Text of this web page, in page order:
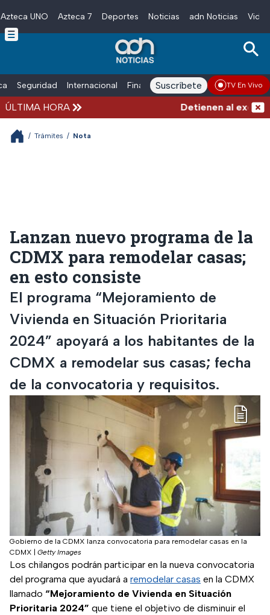
Skip to main content
Azteca UNO Azteca 7 Deportes Noticias adn Noticias
Seguridad Internacional Finanzas adn Noticias Radio
Suscríbete TV En Vivo
ÚLTIMA HORA Detienen al
/ Trámites / Nota
Lanzan nuevo programa de la
CDMX para remodelar casas;
en esto consiste
El programa “Mejoramiento de
Vivienda en Situación Prioritaria
2024” apoyará a los habitantes de la
CDMX a remodelar sus casas; fecha
de la convocatoria y requisitos.
Gobierno de la CDMX lanza convocatoria para remodelar casas en la
CDMX
Getty Images
Los chilangos podrán participar en la nueva convocatoria
del programa que ayudará a remodelar casas en la CDMX
llamado “Mejoramiento de Vivienda en Situación
Prioritaria 2024” que tiene el objetivo de disminuir el